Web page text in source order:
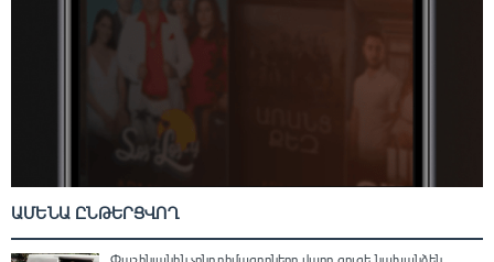
ԱՄԵՆԱ ԸՆԹԵՐՑՎՈՂ